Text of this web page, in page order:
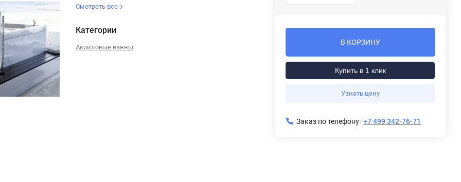
›
Смотреть все
Категории
Акриловые ванны
В КОРЗИНУ
Купить в 1 клик
Узнать цену
Заказ по телефону: +7 499 342-76-71